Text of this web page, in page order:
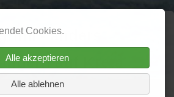
- anders
auf Kreta
Über mich Termine
Cookies.
Alle akzeptieren
Alle ablehnen